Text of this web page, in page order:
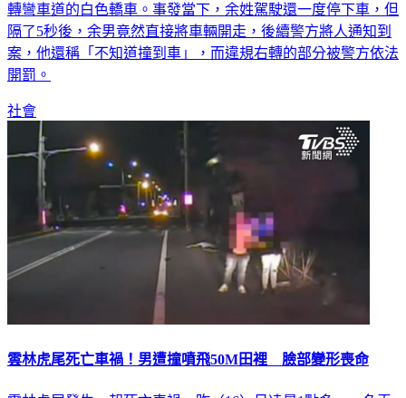
轉彎車道的白色轎車。事發當下，余姓駕駛還一度停下車，但
隔了5秒後，余男竟然直接將車輛開走，後續警方將人通知到
案，他還稱「不知道撞到車」，而違規右轉的部分被警方依法
開罰。
社會
雲林虎尾死亡車禍！男遭撞噴飛50M田裡 臉部變形喪命